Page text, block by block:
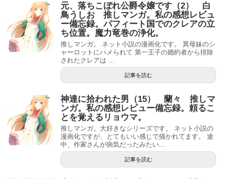
元、落ちこぼれ公爵令嬢です（2） 白
鳥うしお 推しマンガ。私の感想レビュ
ー備忘録。パフィート国でのクレアの立
ち位置。魔力竜巻の浄化。
推しマンガ。 ネット小説の漫画化です。 異母妹のシ
ャーロットにハメられて 第一王子の婚約者から排除
されたクレアは ...
記事を読む
神達に拾われた男（15） 蘭々 推しマ
ンガ。私の感想レビュー備忘録。頼るこ
とを覚えるリョウマ。
推しマンガ。大好きなシリーズです。 ネット小説の
漫画化ですが、とてもいい感じで描かれてます。 途
中、作家さんが病気だったみたい...
記事を読む